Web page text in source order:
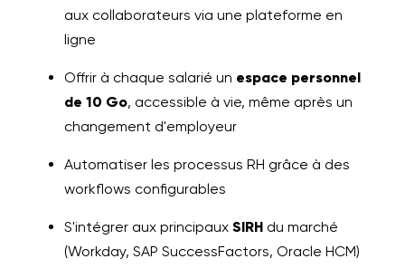
aux collaborateurs via une plateforme en
ligne
Offrir à chaque salarié un espace personnel
de 10 Go, accessible à vie, même après un
changement d'employeur
Automatiser les processus RH grâce à des
workflows configurables
S'intégrer aux principaux SIRH du marché
(Workday, SAP SuccessFactors, Oracle HCM)